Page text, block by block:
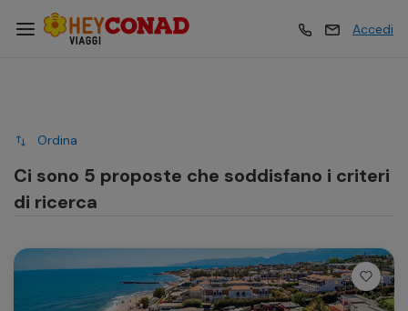
Esperienze
Crociere
Accedi
Esperienze
Crociere
Ordina
Ci sono 5 proposte che soddisfano i criteri
di ricerca